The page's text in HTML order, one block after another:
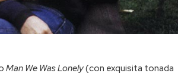
Man We Was Lonely(con exquisita tonada